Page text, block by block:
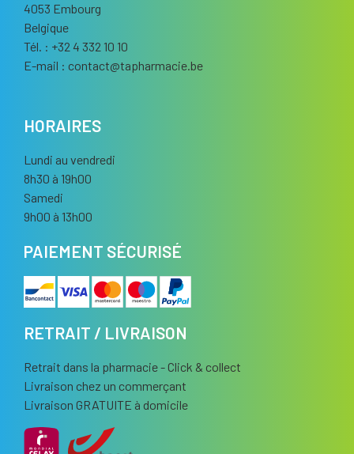
4053 Embourg
Belgique
Tél. : +32 4 332 10 10
E-mail : contact@tapharmacie.be
HORAIRES
Lundi au vendredi
8h30 à 19h00
Samedi
9h00 à 13h00
PAIEMENT SÉCURISÉ
RETRAIT / LIVRAISON
Retrait dans la pharmacie - Click & collect
Livraison chez un commerçant
Livraison GRATUITE à domicile